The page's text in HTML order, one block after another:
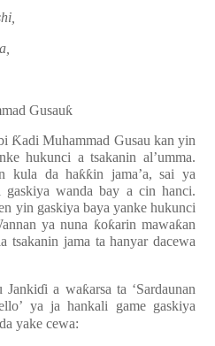
Gusauƙ
Ƙadi Muhammad Gusau kan yin
hukunci a tsakanin al’umma.
kula da haƙƙin jama’a, sai ya
gaskiya wanda bay a cin hanci.
yin gaskiya baya yanke hukunci
ya nuna ƙoƙarin mawaƙan
tsakanin jama ta hanyar dacewa
Jankiɗi a waƙarsa ta ‘Sardaunan
ya ja hankali game gaskiya
yake cewa: